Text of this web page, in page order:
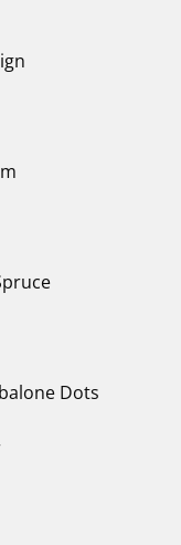
Dots